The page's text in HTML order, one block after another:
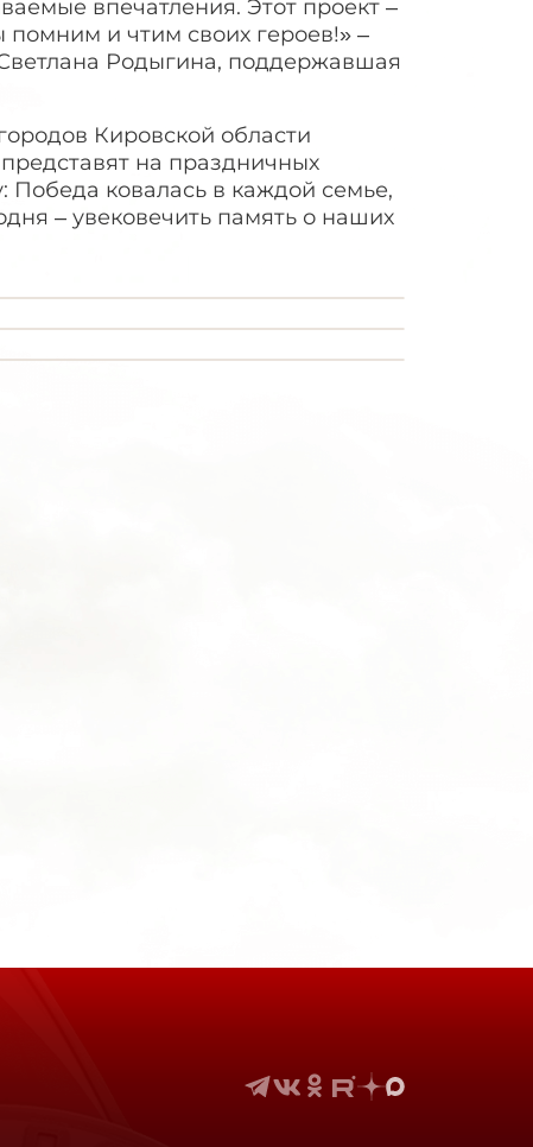
впечатления. Этот проект –
помним и чтим своих героев!» –
Родыгина, поддержавшая
Кировской области
на праздничных
ковалась в каждой семье,
– увековечить память о наших